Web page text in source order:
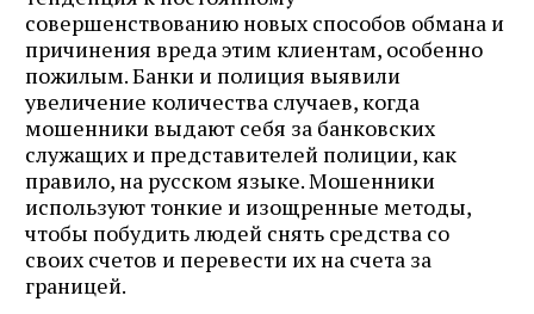
совершенствованию новых способов обмана и
причинения вреда этим клиентам, особенно
пожилым. Банки и полиция выявили
увеличение количества случаев, когда
мошенники выдают себя за банковских
служащих и представителей полиции, как
правило, на русском языке. Мошенники
используют тонкие и изощренные методы,
чтобы побудить людей снять средства со
своих счетов и перевести их на счета за
границей.